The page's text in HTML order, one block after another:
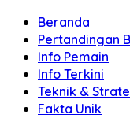
Beranda
Pertandingan
Info Pemain
Info Terkini
Teknik &
Fakta Unik